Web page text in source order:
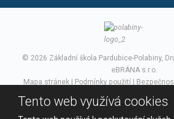
© 2026 Základní škola Pardubice-Polabiny,
eBRÁNA s.r.o.
Mapa stránek
Podmínky použití
Tento web využívá cookies